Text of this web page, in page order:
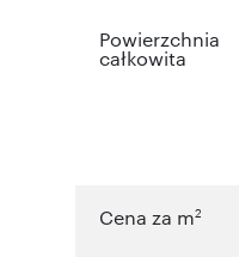
Powierzchnia
całkowita
Cena za m2